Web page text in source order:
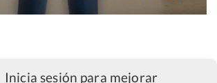
Inicia sesión para mejorar